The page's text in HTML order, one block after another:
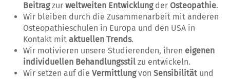
Beitragzur weltweiten Entwicklung der Osteopathie.
Wir bleiben durch die Zusammenarbeit mit anderen
Osteopathieschulen in Europa und den USA in
Kontakt mit aktuellen Trends.
Wir motivieren unsere Studierenden, ihren eigenen
individuellen Behandlungsstil zu entwickeln.
Wir setzen auf die Vermittlungvon Sensibilitätund